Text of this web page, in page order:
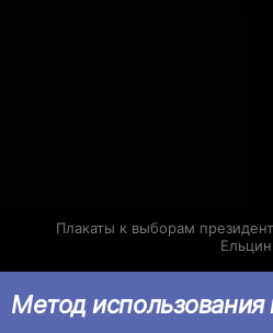
Плакаты к выборам
Ельцин
Метод использования